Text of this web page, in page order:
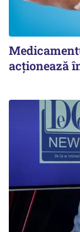
acționează